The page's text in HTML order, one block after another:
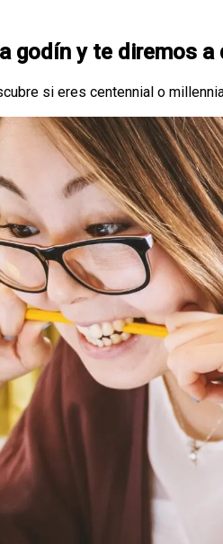
godín y te diremos
si eres centennial o